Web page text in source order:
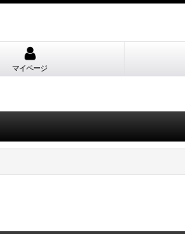
マイページ